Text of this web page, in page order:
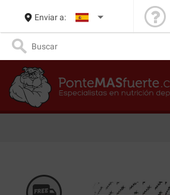
Enviar a: